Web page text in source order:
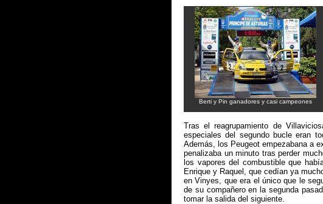
Berti y Pin ganadores y casi campeones
Tras el reagrupamiento de
especiales del segundo bucle eran
Además, los Peugeot empezabana a
penalizaba un minuto tras perder
los vapores del combustible que
Enrique y Raquel, que cedían ya
en Vinyes, que era el único que le
de su compañero en la segunda
tomar la salida del siguiente.